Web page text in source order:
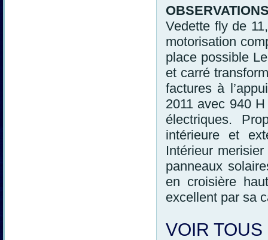
Vedette fly de
motorisation
place possible
et carré
factures à
2011 avec 940
électriques.
intérieure et
Intérieur
panneaux
en croisière
excellent par sa
VOIR